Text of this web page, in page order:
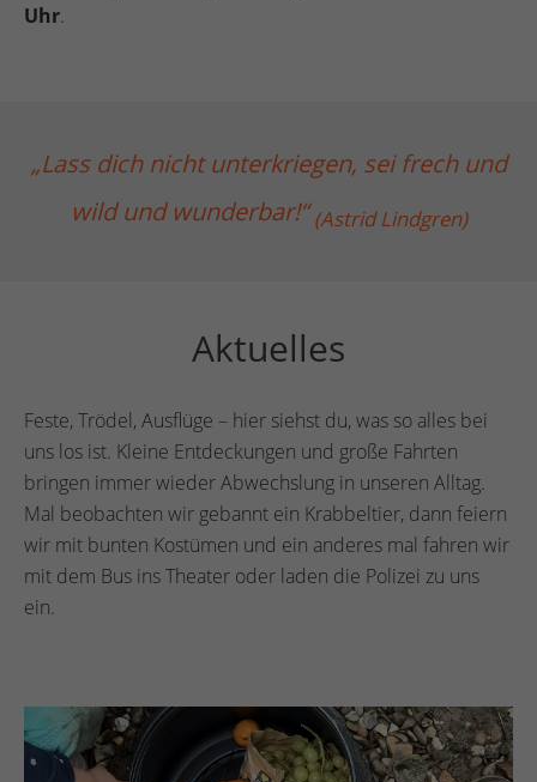
Uhr.
„Lass dich nicht unterkriegen, sei frech und
wild und wunderbar!“(Astrid Lindgren)
Aktuelles
Feste, Trödel, Ausflüge – hier siehst du, was so alles bei
uns los ist. Kleine Entdeckungen und große Fahrten
bringen immer wieder Abwechslung in unseren Alltag.
Mal beobachten wir gebannt ein Krabbeltier, dann feiern
wir mit bunten Kostümen und ein anderes mal fahren wir
mit dem Bus ins Theater oder laden die Polizei zu uns
ein.